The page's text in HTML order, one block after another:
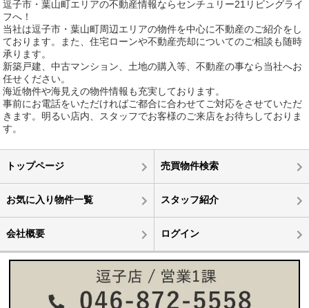
逗子市・葉山町エリアの不動産情報ならセンチュリー21リビングライ
フへ！
当社は逗子市・葉山町周辺エリアの物件を中心に不動産のご紹介をし
ております。また、住宅ローンや不動産売却についてのご相談も随時
承ります。
新築戸建、中古マンション、土地の購入等、不動産の事なら当社へお
任せください。
海近物件や海見えの物件情報も充実しております。
事前にお電話をいただければご都合に合わせてご対応をさせていただ
きます。明るい店内、スタッフでお客様のご来店をお待ちしておりま
す。
トップページ 売買物件検索
お気に入り物件一覧 スタッフ紹介
会社概要 ログイン